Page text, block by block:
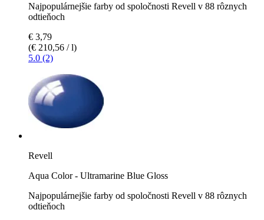
Najpopulárnejšie farby od spoločnosti Revell v 88 rôznych
odtieňoch
€ 3,79
(€ 210,56 / l)
5.0 (2)
Revell
Aqua Color - Ultramarine Blue Gloss
Najpopulárnejšie farby od spoločnosti Revell v 88 rôznych
odtieňoch